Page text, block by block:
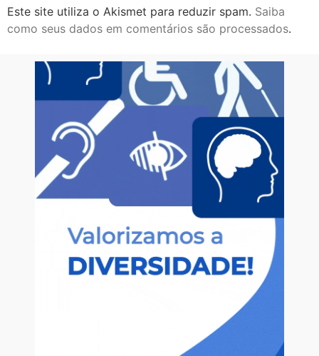
Este site utiliza o Akismet para reduzir spam. Saiba
como seus dados em comentários são processados.